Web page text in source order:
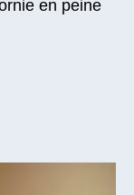
en peine